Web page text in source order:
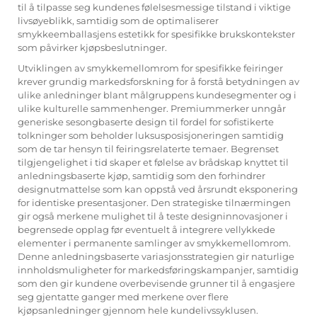
til å tilpasse seg kundenes følelsesmessige tilstand i viktige
livsøyeblikk, samtidig som de optimaliserer
smykkeemballasjens estetikk for spesifikke brukskontekster
som påvirker kjøpsbeslutninger.
Utviklingen av smykkemellomrom for spesifikke feiringer
krever grundig markedsforskning for å forstå betydningen av
ulike anledninger blant målgruppens kundesegmenter og i
ulike kulturelle sammenhenger. Premiummerker unngår
generiske sesongbaserte design til fordel for sofistikerte
tolkninger som beholder luksusposisjoneringen samtidig
som de tar hensyn til feiringsrelaterte temaer. Begrenset
tilgjengelighet i tid skaper et følelse av brådskap knyttet til
anledningsbaserte kjøp, samtidig som den forhindrer
designutmattelse som kan oppstå ved årsrundt eksponering
for identiske presentasjoner. Den strategiske tilnærmingen
gir også merkene mulighet til å teste designinnovasjoner i
begrensede opplag før eventuelt å integrere vellykkede
elementer i permanente samlinger av smykkemellomrom.
Denne anledningsbaserte variasjonsstrategien gir naturlige
innholdsmuligheter for markedsføringskampanjer, samtidig
som den gir kundene overbevisende grunner til å engasjere
seg gjentatte ganger med merkene over flere
kjøpsanledninger gjennom hele kundelivssyklusen.